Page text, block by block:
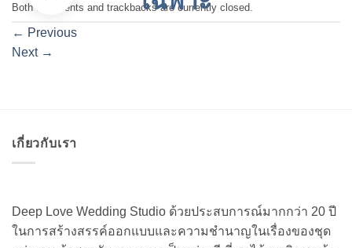
Both comments and trackbacks are currently closed.
← Previous
Next →
เกี่ยวกับเรา
Deep Love Wedding Studio ด้วยประสบการณ์มากกว่า 20 ปี
ในการสร้างสรรค์ออกแบบและความชำนาญในเรื่องของชุด